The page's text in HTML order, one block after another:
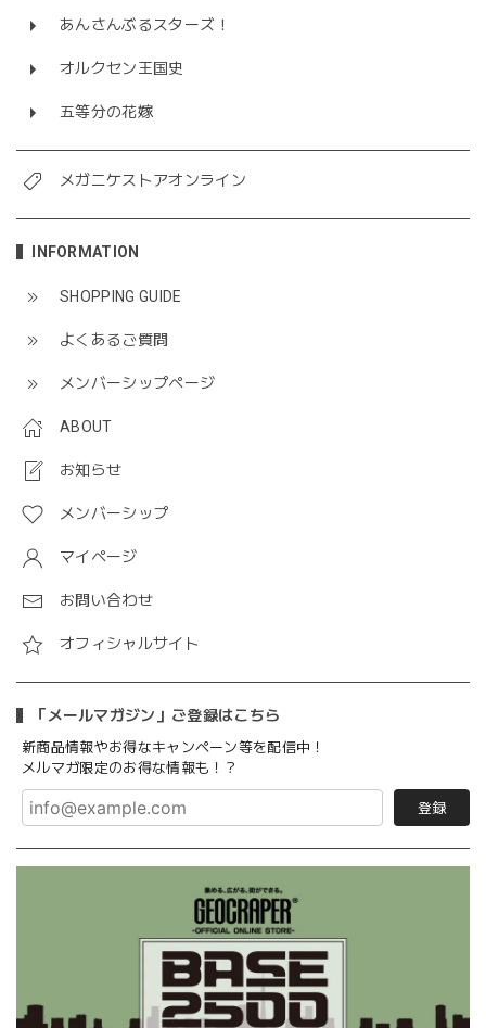
あんさんぶるスターズ！
オルクセン王国史
五等分の花嫁
メガニケストアオンライン
INFORMATION
SHOPPING GUIDE
よくあるご質問
メンバーシップページ
ABOUT
お知らせ
メンバーシップ
マイページ
お問い合わせ
オフィシャルサイト
「メールマガジン」ご登録はこちら
新商品情報やお得なキャンペーン等を配信中！
メルマガ限定のお得な情報も！？
登録